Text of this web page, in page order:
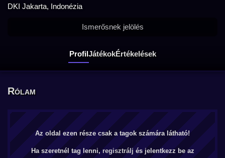
DKI Jakarta, Indonézia
ProfilJátékokÉrtékelések
Ismerősnek jelölés
Rólam
Az oldal ezen része csak a tagok számára látható!
Ha szeretnél tag lenni, regisztrálj és jelentkezz be az